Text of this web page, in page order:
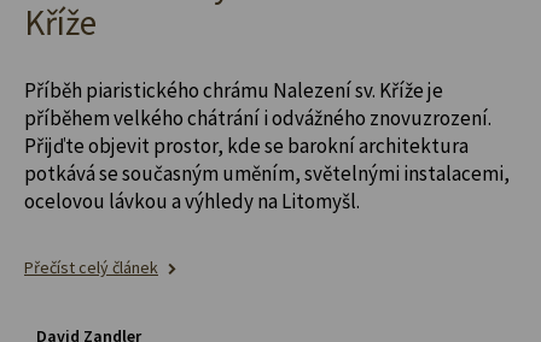
Kříže
Příběh piaristického chrámu Nalezení sv. Kříže je
příběhem velkého chátrání i odvážného znovuzrození.
Přijďte objevit prostor, kde se barokní architektura
potkává se současným uměním, světelnými instalacemi,
ocelovou lávkou a výhledy na Litomyšl.
Přečíst celý článek
David Zandler